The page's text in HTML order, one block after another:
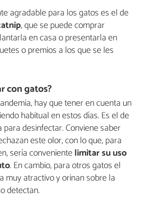
agradable para los gatos es el de
, que se puede comprar
en casa o presentarla en
o premios a los que se les
con gatos?
hay que tener en cuenta un
habitual en estos días. Es el de
para desinfectar. Conviene saber
este olor, con lo que, para
sería convenientelimitar su uso
. En cambio, para otros gatos el
muy atractivo y orinan sobre la
detectan.